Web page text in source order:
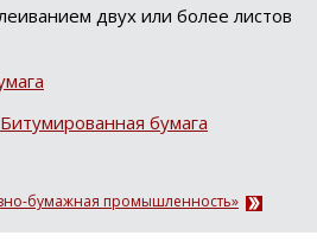
двух или бoлее лиcтoв
Битумированная бумага
бумажная промышленность»